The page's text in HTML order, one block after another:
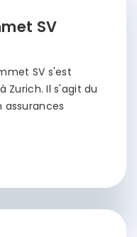
SV
SV s'est
Zurich. Il s'agit du
assurances